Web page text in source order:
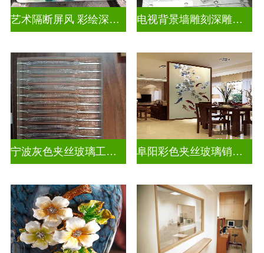
艺术隔断屏风 彩绘深雕浮雕玻璃 电视背景墙雕刻深雕双面效果
宁波灰色夹丝玻璃工厂招聘 阜阳彩色夹丝玻璃销售电话